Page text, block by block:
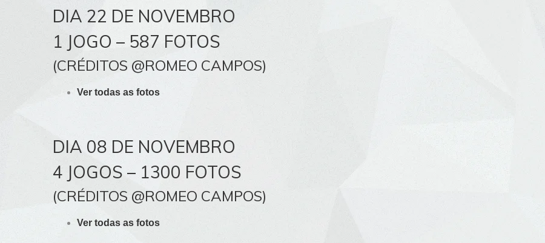
DIA 22 DE NOVEMBRO
1 JOGO – 587 FOTOS
(CRÉDITOS @ROMEO CAMPOS)
Ver todas as fotos
DIA 08 DE NOVEMBRO
4 JOGOS – 1300 FOTOS
(CRÉDITOS @ROMEO CAMPOS)
Ver todas as fotos